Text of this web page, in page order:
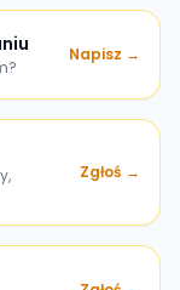
Napisz →
Zgłoś →